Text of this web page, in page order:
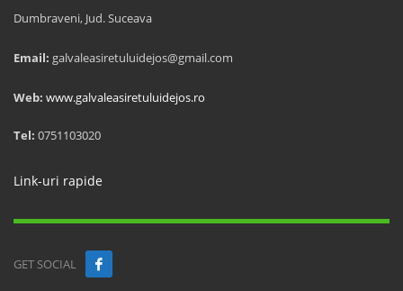
Dumbraveni, Jud. Suceava
Email: galvaleasiretuluidejos@gmail.com
Web: www.galvaleasiretuluidejos.ro
Tel: 0751103020
Link-uri rapide
GET SOCIAL